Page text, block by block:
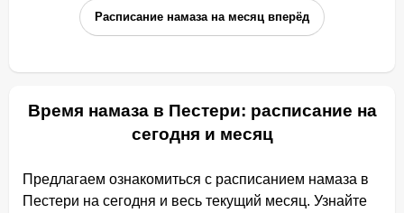
Расписание намаза на месяц вперёд
Время намаза в Пестери: расписание на
сегодня и месяц
Предлагаем ознакомиться с расписанием намаза в
Пестери на сегодня и весь текущий месяц. Узнайте